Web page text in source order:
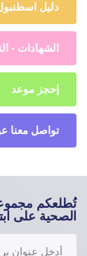
دليل
الشهادات -
إحجز موعد
تواصل معنا
تُطلعكم
الصحية على